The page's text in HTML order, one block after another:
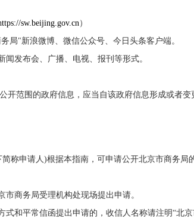
sw.beijing.gov.cn）
"新浪微博、微信公众号、今日头条客户端。
闻发布会、广播、电视、报刊等形式。
范围的政府信息，应当自该政府信息形成或者变
称申请人)根据本指南，可申请公开北京市商务局
商务局受理机构处现场提出申请。
平常信函提出申请的，收信人名称请注明“北京